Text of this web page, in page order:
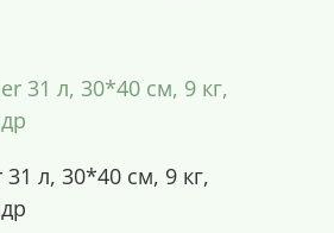
л, 30*40 см, 9 кг,